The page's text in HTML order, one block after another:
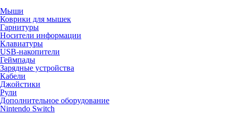
Мыши
Коврики для мышек
Гарнитуры
Носители информации
Клавиатуры
USB-накопители
Геймпады
Зарядные устройства
Кабели
Джойстики
Рули
Дополнительное оборудование
Nintendo Switch